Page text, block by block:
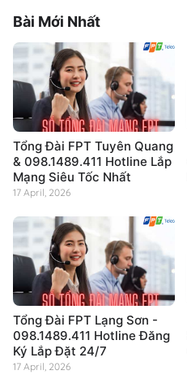
Bài Mới Nhất
Tổng Đài FPT Tuyên Quang
& 098.1489.411 Hotline Lắp
Mạng Siêu Tốc Nhất
17 April, 2026
Tổng Đài FPT Lạng Sơn -
098.1489.411 Hotline Đăng
Ký Lắp Đặt 24/7
17 April, 2026